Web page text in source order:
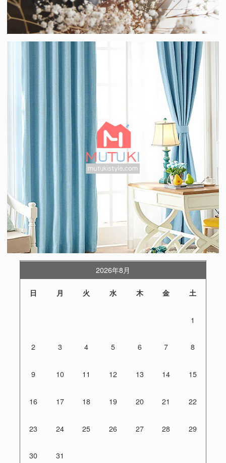
2026年8月
日 月 火 水 木 金 土
1
2 3 4 5 6 7 8
9 10 11 12 13 14 15
16 17 18 19 20 21 22
23 24 25 26 27 28 29
30 31